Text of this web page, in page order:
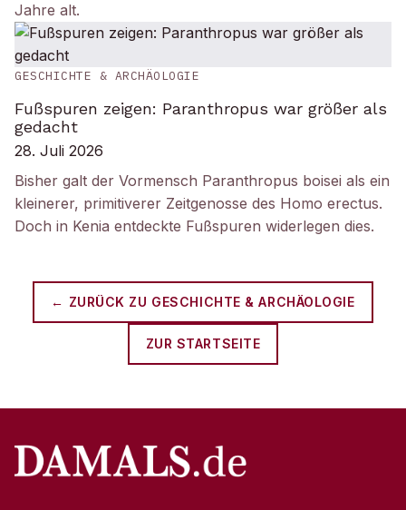
Jahre alt.
GESCHICHTE & ARCHÄOLOGIE
Fußspuren zeigen: Paranthropus war größer als
gedacht
28. Juli 2026
Bisher galt der Vormensch Paranthropus boisei als ein
kleinerer, primitiverer Zeitgenosse des Homo erectus.
Doch in Kenia entdeckte Fußspuren widerlegen dies.
← ZURÜCK ZU GESCHICHTE & ARCHÄOLOGIE
ZUR STARTSEITE